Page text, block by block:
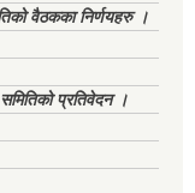
वैठकका निर्णयहरु ।
प्रतिवेदन ।